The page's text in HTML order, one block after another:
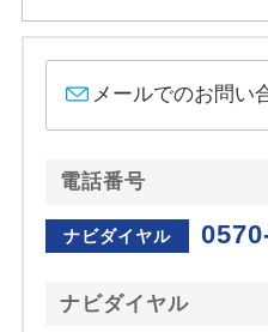
メールでのお問い
電話番号
ナビダイヤル
ナビダイヤル